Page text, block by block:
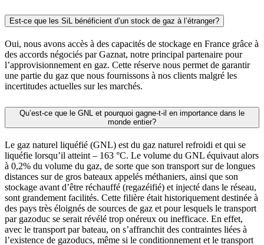
Est-ce que les SiL bénéficient d’un stock de gaz à l’étranger?
Oui, nous avons accès à des capacités de stockage en France grâce à
des accords négociés par Gaznat, notre principal partenaire pour
l’approvisionnement en gaz. Cette réserve nous permet de garantir
une partie du gaz que nous fournissons à nos clients malgré les
incertitudes actuelles sur les marchés.
Qu’est-ce que le GNL et pourquoi gagne-t-il en importance dans le
monde entier?
Le gaz naturel liquéfié (GNL) est du gaz naturel refroidi et qui se
liquéfie lorsqu’il atteint – 163 °C. Le volume du GNL équivaut alors
à 0,2% du volume du gaz, de sorte que son transport sur de longues
distances sur de gros bateaux appelés méthaniers, ainsi que son
stockage avant d’être réchauffé (regazéifié) et injecté dans le réseau,
sont grandement facilités. Cette filière était historiquement destinée à
des pays très éloignés de sources de gaz et pour lesquels le transport
par gazoduc se serait révélé trop onéreux ou inefficace. En effet,
avec le transport par bateau, on s’affranchit des contraintes liées à
l’existence de gazoducs, même si le conditionnement et le transport